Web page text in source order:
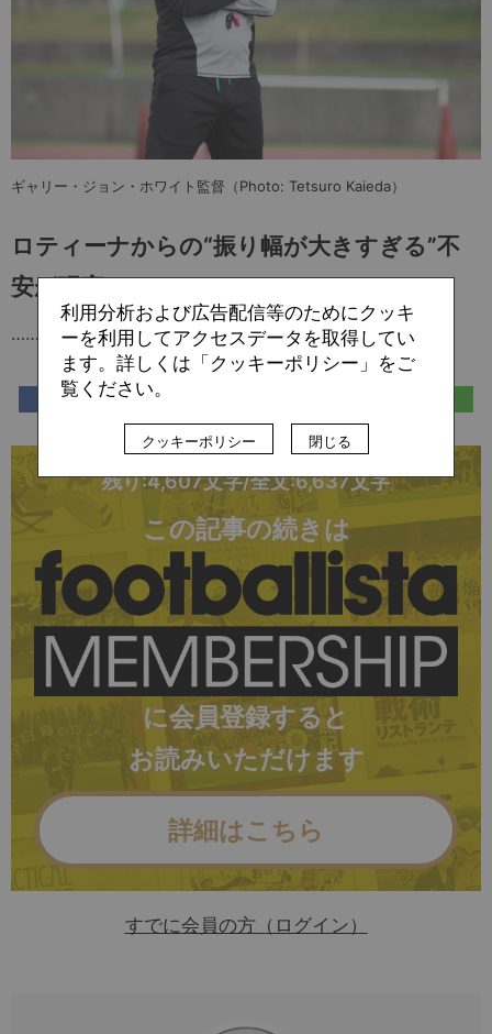
ギャリー・ジョン・ホワイト監督（Photo: Tetsuro Kaieda）
ロティーナからの“振り幅が大きすぎる”不
安が現実に
……
残り:4,607文字/全文:6,637文字
この記事の続きは
に会員登録すると
お読みいただけます
詳細はこちら
すでに会員の方（ログイン）
利用分析および広告配信等のためにクッキ
ーを利用してアクセスデータを取得してい
ます。詳しくは「クッキーポリシー」をご
覧ください。
クッキーポリシー 閉じる